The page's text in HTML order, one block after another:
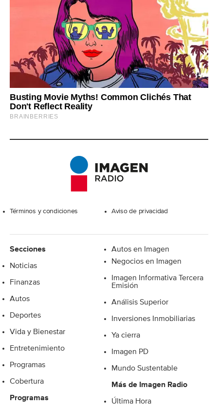
Términos y condiciones Aviso de privacidad
Secciones
Noticias
Finanzas
Autos
Deportes
Vida y Bienestar
Entretenimiento
Programas
Cobertura
Programas
Autos en Imagen
Negocios en Imagen
Imagen Informativa Tercera
Emisión
Análisis Superior
Inversiones Inmobiliarias
Ya cierra
Imagen PD
Mundo Sustentable
Más de Imagen Radio
Última Hora